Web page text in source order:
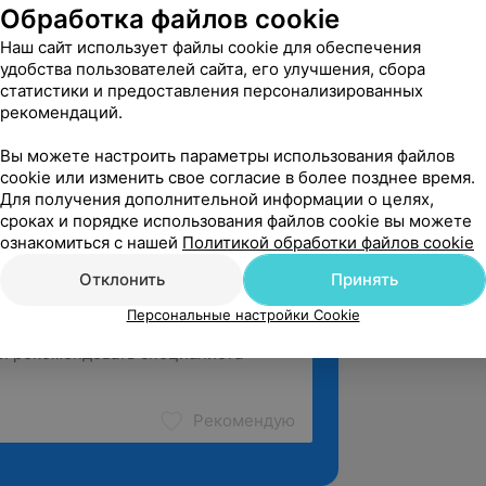
— н. в. Заведующий медицинским
клиника «МБ-Дент»
Рекомендую
Обработка файлов cookie
Наш сайт использует файлы cookie для обеспечения
удобства пользователей сайта, его улучшения, сбора
статистики и предоставления персонализированных
рекомендаций.
Вы можете настроить параметры использования файлов
cookie или изменить свое согласие в более позднее время.
Для получения дополнительной информации о целях,
сроках и порядке использования файлов cookie вы можете
ознакомиться с нашей Политикой обработки файлов cookie
Отклонить
Принять
Персональные настройки Cookie